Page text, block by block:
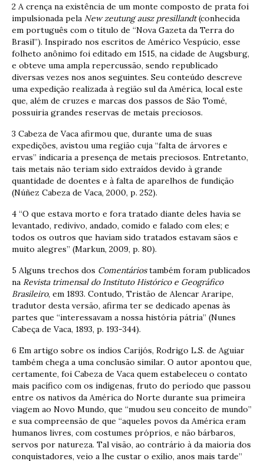
2 A crença na existência de um monte composto de prata foi
impulsionada pela New zeutung ausz presillandt(conhecida
em português com o título de “Nova Gazeta da Terra do
Brasil”). Inspirado nos escritos de Américo Vespúcio, esse
folheto anônimo foi editado em 1515, na cidade de Augsburg,
e obteve uma ampla repercussão, sendo republicado
diversas vezes nos anos seguintes. Seu conteúdo descreve
uma expedição realizada à região sul da América, local este
que, além de cruzes e marcas dos passos de São Tomé,
possuiria grandes reservas de metais preciosos.
3 Cabeza de Vaca afirmou que, durante uma de suas
expedições, avistou uma região cuja “falta de árvores e
ervas” indicaria a presença de metais preciosos. Entretanto,
tais metais não teriam sido extraídos devido à grande
quantidade de doentes e à falta de aparelhos de fundição
(Núñez Cabeza de Vaca, 2000, p. 252).
4 “O que estava morto e fora tratado diante deles havia se
levantado, redivivo, andado, comido e falado com eles; e
todos os outros que haviam sido tratados estavam sãos e
muito alegres” (Markun, 2009, p. 80).
5 Alguns trechos dos Comentáriostambém foram publicados
na Revista trimensal do Instituto Histórico e Geográfico
Brasileiro, em 1893. Contudo, Tristão de Alencar Araripe,
tradutor desta versão, afirma ter se dedicado apenas às
partes que “interessavam a nossa história pátria” (Nunes
Cabeça de Vaca, 1893, p. 193-344).
6 Em artigo sobre os índios Carijós, Rodrigo L.S. de Aguiar
também chega a uma conclusão similar. O autor apontou que,
certamente, foi Cabeza de Vaca quem estabeleceu o contato
mais pacífico com os indígenas, fruto do período que passou
entre os nativos da América do Norte durante sua primeira
viagem ao Novo Mundo, que “mudou seu conceito de mundo”
e sua compreensão de que “aqueles povos da América eram
humanos livres, com costumes próprios, e não bárbaros,
servos por natureza. Tal visão, ao contrário à da maioria dos
conquistadores, veio a lhe custar o exílio, anos mais tarde”